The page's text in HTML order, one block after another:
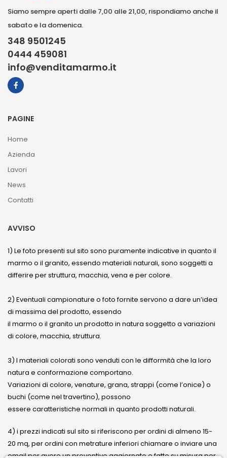
Siamo sempre aperti dalle 7,00 alle 21,00, rispondiamo anche il
sabato e la domenica.
348 9501245
0444 459081
info@venditamarmo.it
PAGINE
Home
Azienda
Lavori
News
Contatti
AVVISO
1) Le foto presenti sul sito sono puramente indicative in quanto il
marmo o il granito, essendo materiali naturali, sono soggetti a
differire per struttura, macchia, vena e per colore.
2) Eventuali campionature o foto fornite servono a dare un’idea
di massima del prodotto, essendo
il marmo o il granito un prodotto in natura soggetto a variazioni
di colore, macchia, struttura.
3) I materiali colorati sono venduti con le difformità che la loro
natura e conformazione comportano.
Variazioni di colore, venature, grana, strappi (come l’onice) o
buchi (come nel travertino), possono
essere caratteristiche normali in quanto prodotti naturali.
4) i prezzi indicati sul sito si riferiscono per ordini di almeno 15-
20 mq, per ordini con metrature inferiori chiamare o inviare una
email per avere un preventivo aggiornato e fatto su misura per